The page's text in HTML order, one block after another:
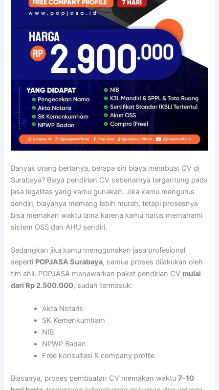
Banyak orang bertanya, berapa sih biaya membuat CV di
Surabaya? Biaya pendirian CV sebenarnya tergantung pada
jasa legalitas yang kamu gunakan. Jika kamu mengurus
sendiri, biayanya memang lebih murah, tetapi prosesnya
bisa memakan waktu lama karena kamu harus memahami
sistem OSS dan AHU sendiri.
Sedangkan jika kamu menggunakan jasa profesional
seperti POPJASA Surabaya, semua proses dilakukan oleh
tim ahli. POPJASA menawarkan paket pendirian CV mulai
dari Rp 2.500.000, sudah termasuk:
Akta Notaris
SK Kemenkumham
NIB
NPWP Badan
Free konsultasi & company profile
Biasanya, proses pembuatan CV memakan waktu7–10